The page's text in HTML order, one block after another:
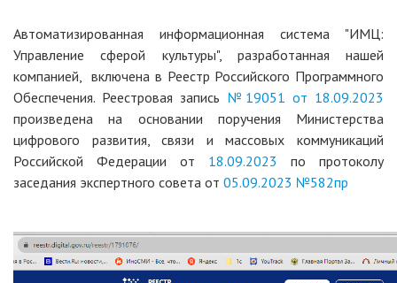
Автоматизированная информационная система "ИМЦ:
Управление сферой культуры", разработанная нашей
компанией, включена в Реестр Российского Программного
Обеспечения. Реестровая запись №19051 от 18.09.2023
произведена на основании поручения Министерства
цифрового развития, связи и массовых коммуникаций
Российской Федерации от 18.09.2023 по протоколу
заседания экспертного совета от 05.09.2023 №582пр